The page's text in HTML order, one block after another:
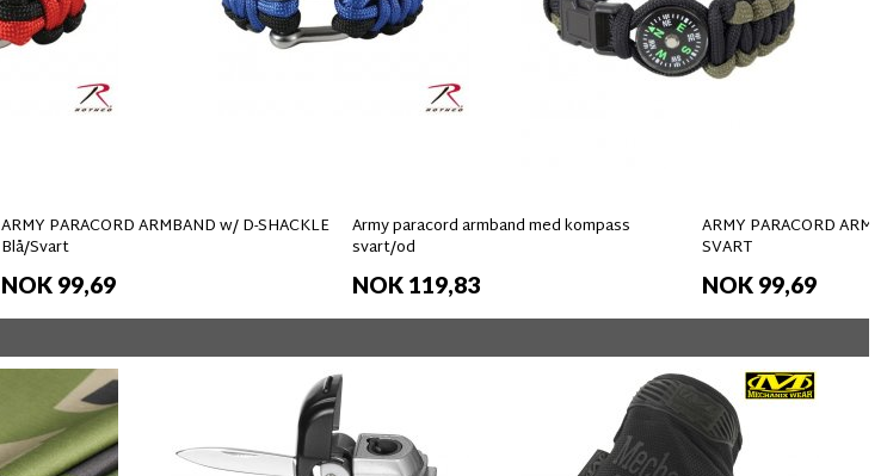
ARMY PARACORD ARMBAND w/ D-SHACKLE
Blå/Svart
NOK 99,69
Army paracord armband med kompass
svart/od
NOK 119,83
ARMY PARACORD
SVART
NOK 99,69